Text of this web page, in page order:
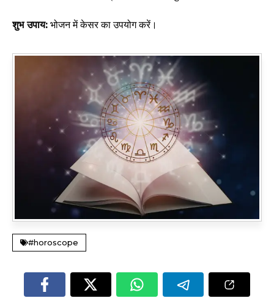
शुभ उपाय: भोजन में केसर का उपयोग करें।
#horoscope